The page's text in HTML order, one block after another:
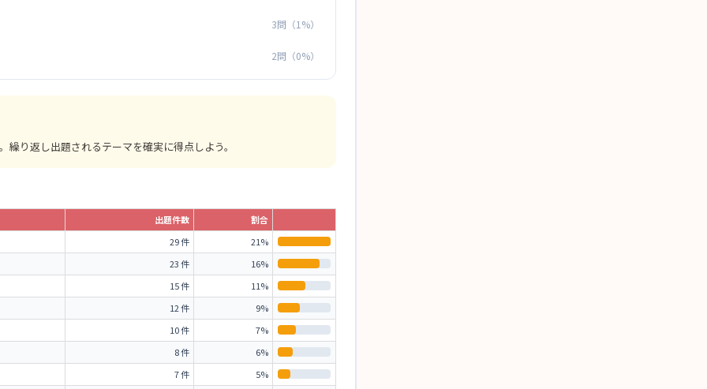
3問（1%）
2問（0%）
。繰り返し出題されるテーマを確実に得点しよう。
出題件数
割合
29 件
21%
23 件
16%
15 件
11%
12 件
9%
10 件
7%
8 件
6%
7 件
5%